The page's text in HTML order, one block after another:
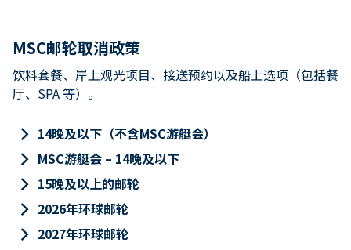
MSC邮轮取消政策
饮料套餐、岸上观光项目、接送预约以及船上选项（包括餐
厅、SPA 等）。
keyboard_arrow_right 14晚及以下（不含MSC游艇会）
keyboard_arrow_right MSC游艇会 – 14晚及以下
keyboard_arrow_right 15晚及以上的邮轮
keyboard_arrow_right 2026年环球邮轮
keyboard_arrow_right 2027年环球邮轮